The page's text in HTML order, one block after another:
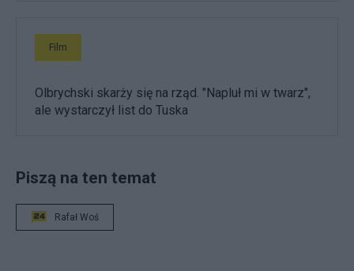
Film
Olbrychski skarży się na rząd. "Napluł mi w twarz",
ale wystarczył list do Tuska
Piszą na ten temat
Rafał Woś